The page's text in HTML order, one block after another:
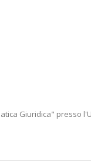
Giuridica" presso